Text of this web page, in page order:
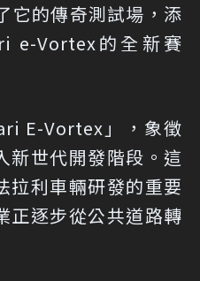
它的傳奇測試場，添
e-Vortex的全新賽
E-Vortex」，象徵
新世代開發階段。這
拉利車輛研發的重要
正逐步從公共道路轉